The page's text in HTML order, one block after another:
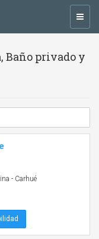
Baño privado y
- Carhué